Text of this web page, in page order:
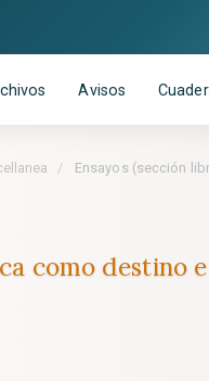
Avisos
Ensayos (sección
como destino